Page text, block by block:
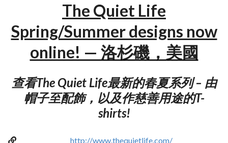
The Quiet Life
Spring/Summer designs now
online! — 洛杉磯，美國
查看The Quiet Life最新的春夏系列 – 由
帽子至配飾，以及作慈善用途的T-
shirts!
http://www.thequietlife.com/